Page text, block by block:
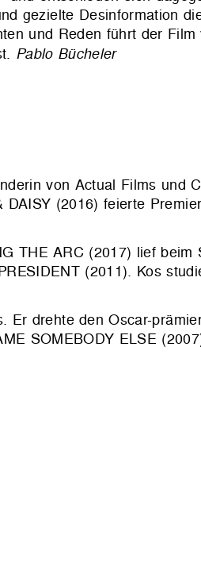
gezielte Desinformation
und Reden führt der
Pablo Bücheler
von Actual Films und
(2016) feierte
THE ARC (2017) lief beim
(2011). Kos
drehte den Oscar-
SOMEBODY ELSE